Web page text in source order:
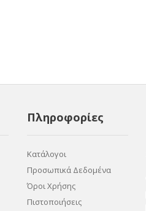
Πληροφορίες
Κατάλογοι
Προσωπικά Δεδομένα
Όροι Χρήσης
Πιστοποιήσεις